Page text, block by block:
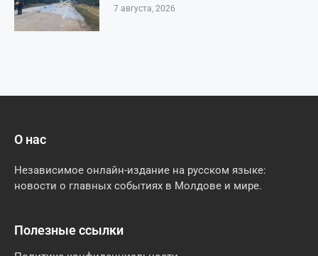
7 августа, 2026
О нас
Независимое онлайн-издание на русском языке:
новости о главных событиях в Молдове и мире.
Полезные ссылки